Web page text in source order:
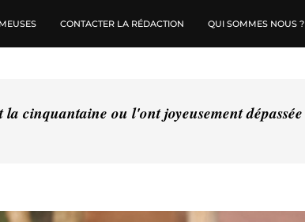
CONTACTER LA RÉDACTION QUI SOMMES NOUS ?
cinquantaine ou l'ont joyeusement dépassée